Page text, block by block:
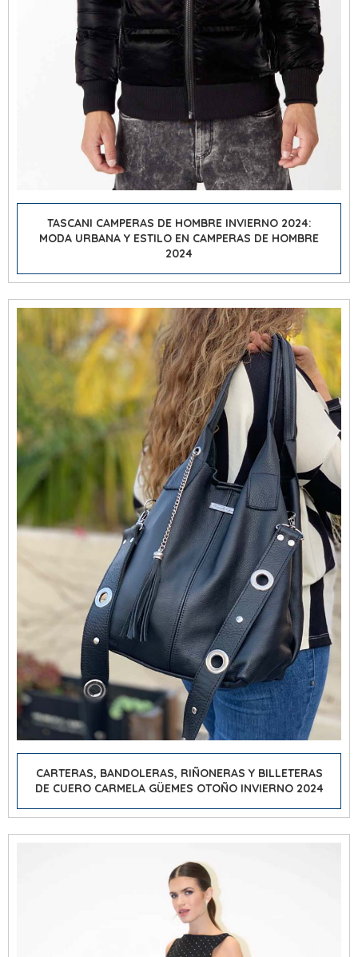
TASCANI CAMPERAS DE HOMBRE INVIERNO 2024:
MODA URBANA Y ESTILO EN CAMPERAS DE HOMBRE
2024
CARTERAS, BANDOLERAS, RIÑONERAS Y BILLETERAS
DE CUERO CARMELA GÜEMES OTOÑO INVIERNO 2024